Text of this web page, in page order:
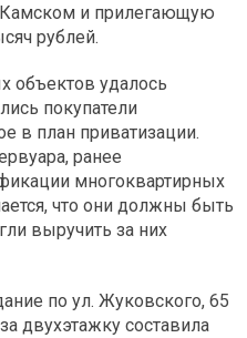
Камском и прилегающую
рублей.
объектов удалось
покупатели
в план приватизации.
ранее
многоквартирных
что они должны быть
выручить за них
по ул. Жуковского, 65
двухэтажку составила